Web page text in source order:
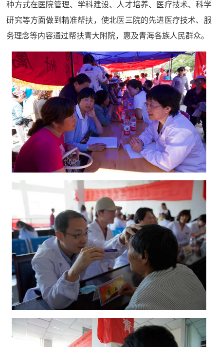
种方式在医院管理、学科建设、人才培养、医疗技术、科学
研究等方面做到精准帮扶，使北医三院的先进医疗技术、服
务理念等内容通过帮扶青大附院，惠及青海各族人民群众。